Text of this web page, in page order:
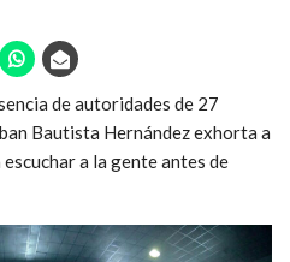
de autoridades de 27
Bautista Hernández exhorta a
a la gente antes de